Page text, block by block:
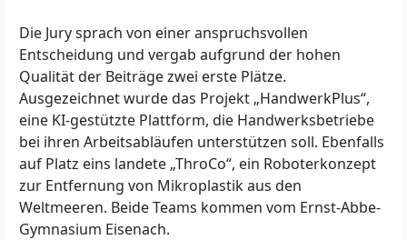
Die Jury sprach von einer anspruchsvollen
Entscheidung und vergab aufgrund der hohen
Qualität der Beiträge zwei erste Plätze.
Ausgezeichnet wurde das Projekt „HandwerkPlus“,
eine KI-gestützte Plattform, die Handwerksbetriebe
bei ihren Arbeitsabläufen unterstützen soll. Ebenfalls
auf Platz eins landete „ThroCo“, ein Roboterkonzept
zur Entfernung von Mikroplastik aus den
Weltmeeren. Beide Teams kommen vom Ernst-Abbe-
Gymnasium Eisenach.